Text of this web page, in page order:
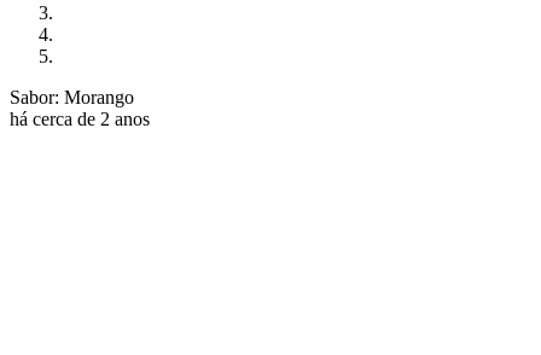
Sabor: Morango
há cerca de 2 anos